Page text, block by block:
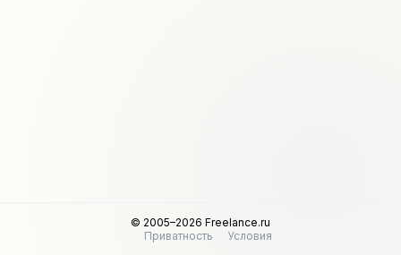
© 2005–2026 Freelance.ru
Приватность
Условия